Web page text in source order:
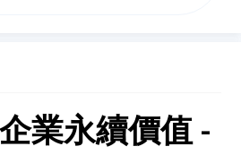
業永續價值 -